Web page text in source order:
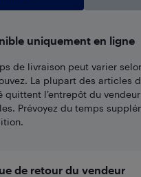
uniquement en ligne
de livraison peut varier
La plupart des articles
quittent l’entrepôt du
Prévoyez du temps
de retour du vendeur